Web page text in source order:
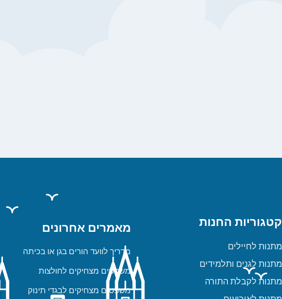
קטגוריות החנות
מתנות לחיילים
מתנות לגנים ותלמידים
מתנות לקבלת התורה
מאמרים אחרונים
מדריך לוועד הורים בגן או בכיתה
משפטים מצחיקים לחולצות
משפטים מצחיקים לבגדי תינוק